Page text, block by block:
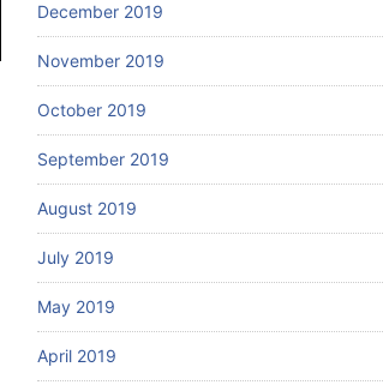
December 2019
November 2019
October 2019
September 2019
August 2019
July 2019
May 2019
April 2019